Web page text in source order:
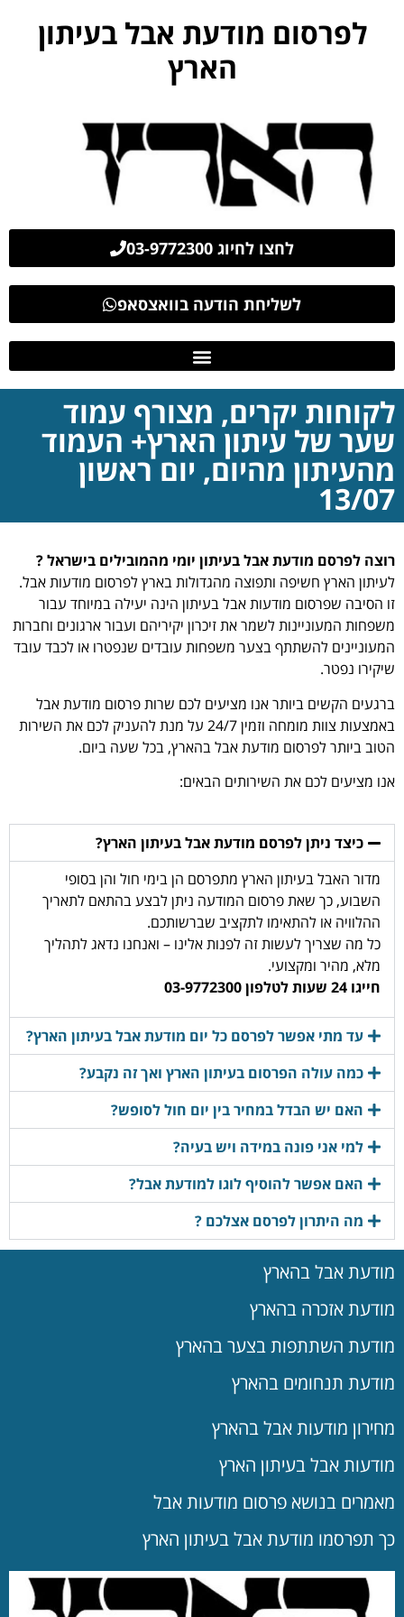
לפרסום מודעת אבל בעיתון
הארץ
לחצו לחיוג 03-9772300
לשליחת הודעה בוואצסאפ
לקוחות יקרים, מצורף עמוד
שער של עיתון הארץ+ העמוד
מהעיתון מהיום, יום ראשון
13/07
רוצה לפרסם מודעת אבל בעיתון יומי מהמובילים בישראל ?
לעיתון הארץ חשיפה ותפוצה מהגדולות בארץ לפרסום מודעות אבל.
זו הסיבה שפרסום מודעות אבל בעיתון הינה יעילה במיוחד עבור
משפחות המעוניינות לשמר את זיכרון יקיריהם ועבור ארגונים וחברות
המעוניינים להשתתף בצער משפחות עובדים שנפטרו או לכבד עובד
שיקירו נפטר.
ברגעים הקשים ביותר אנו מציעים לכם שרות פרסום מודעת אבל
באמצעות צוות מומחה וזמין 24/7 על מנת להעניק לכם את השירות
הטוב ביותר לפרסום מודעת אבל בהארץ, בכל שעה ביום.
אנו מציעים לכם את השירותים הבאים:
כיצד ניתן לפרסם מודעת אבל בעיתון הארץ?
מדור האבל בעיתון הארץ מתפרסם הן בימי חול והן בסופי
השבוע, כך שאת פרסום המודעה ניתן לבצע בהתאם לתאריך
ההלוויה או להתאימו לתקציב שברשותכם.
כל מה שצריך לעשות זה לפנות אלינו – ואנחנו נדאג לתהליך
מלא, מהיר ומקצועי.
חייגו 24 שעות לטלפון 03-9772300
עד מתי אפשר לפרסם כל יום מודעת אבל בעיתון הארץ?
כמה עולה הפרסום בעיתון הארץ ואך זה נקבע?
האם יש הבדל במחיר בין יום חול לסופש?
למי אני פונה במידה ויש בעיה?
האם אפשר להוסיף לוגו למודעת אבל?
מה היתרון לפרסם אצלכם ?
מודעת אבל בהארץ
מודעת אזכרה בהארץ
מודעת השתתפות בצער בהארץ
מודעת תנחומים בהארץ
מחירון מודעות אבל בהארץ
מודעות אבל בעיתון הארץ
מאמרים בנושא פרסום מודעות אבל
כך תפרסמו מודעת אבל בעיתון הארץ